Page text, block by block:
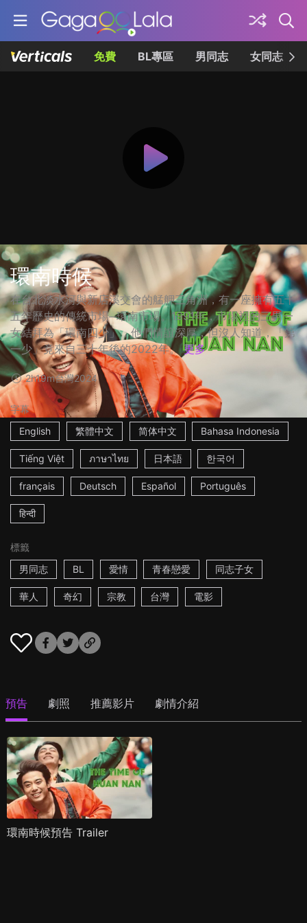
免費 BL專區 男同志 女同志
環南時候
在台北淡水河與新店溪交會的艋舺三角洲，有一座擁有五十
五年歷史的傳統市場─環南市場。1991年，市場裡的三男一
女結拜為「環南四少」，他們情誼深厚，但沒人知道，「第
一少」竟來自三十年後的2022年。 更多
2h19m台灣2024
字幕
English
繁體中文 简体中文 Bahasa Indonesia
Tiếng Việt ภาษาไทย 日本語 한국어
français Deutsch Español Português
हिन्दी
標籤
男同志
BL 愛情 青春戀愛 同志子女
華人 奇幻 宗教 台灣 電影
預告 劇照 推薦影片 劇情介紹
環南時候預告 Trailer